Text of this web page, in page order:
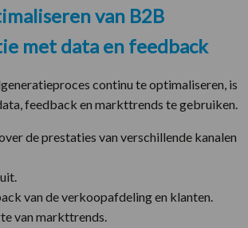
van B2B
met data en feedback
continu te optimaliseren, is
feedback en markttrends te gebruiken.
de prestaties van verschillende kanalen
van de verkoopafdeling en klanten.
van markttrends.